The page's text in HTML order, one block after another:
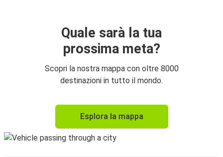
Quale sarà la tua
prossima meta?
Scopri la nostra mappa con oltre 8000
destinazioni in tutto il mondo.
Esplora la mappa